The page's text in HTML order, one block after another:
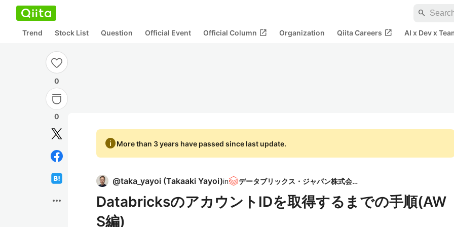
search
Trend Stock List Question Official Event Official Column open_in_new Organization Qiita Careers open_in_new AI x Dev x
0
0
more_horiz
infoMore than 3 years have passed since last update.
@taka_yayoi (Takaaki Yayoi)in データブリックス・ジャパン株式会社
DatabricksのアカウントIDを取得するまでの手順(AW
S編)